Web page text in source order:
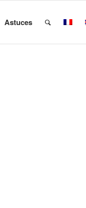
Astuces